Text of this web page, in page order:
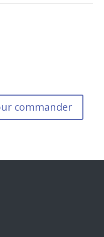
commander